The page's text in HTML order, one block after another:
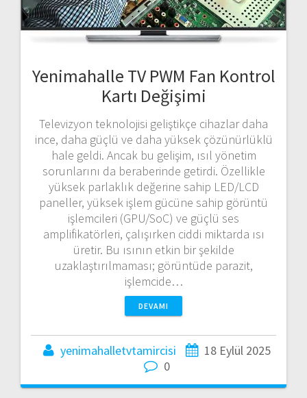
Yenimahalle TV PWM Fan Kontrol
Kartı Değişimi
Televizyon teknolojisi geliştikçe cihazlar daha
ince, daha güçlü ve daha yüksek çözünürlüklü
hale geldi. Ancak bu gelişim, ısıl yönetim
sorunlarını da beraberinde getirdi. Özellikle
yüksek parlaklık değerine sahip LED/LCD
paneller, yüksek işlem gücüne sahip görüntü
işlemcileri (GPU/SoC) ve güçlü ses
amplifikatörleri, çalışırken ciddi miktarda ısı
üretir. Bu ısının etkin bir şekilde
uzaklaştırılmaması; görüntüde parazit,
işlemcide…
DEVAMI
yenimahalletvtamircisi
18 Eylül 2025
0